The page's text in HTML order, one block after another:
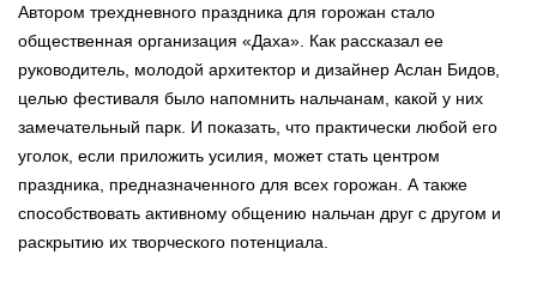
Автором трехдневного праздника для горожан стало
общественная организация «Даха». Как рассказал ее
руководитель, молодой архитектор и дизайнер Аслан Бидов,
целью фестиваля было напомнить нальчанам, какой у них
замечательный парк. И показать, что практически любой его
уголок, если приложить усилия, может стать центром
праздника, предназначенного для всех горожан. А также
способствовать активному общению нальчан друг с другом и
раскрытию их творческого потенциала.